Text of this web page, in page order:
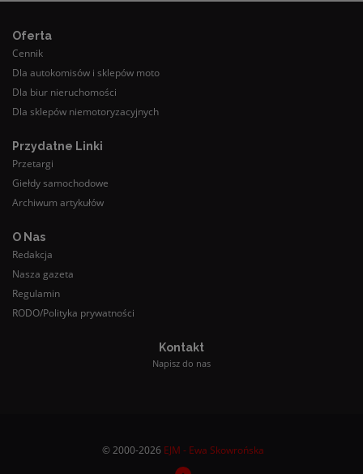
Oferta
Cennik
Dla autokomisów i sklepów moto
Dla biur nieruchomości
Dla sklepów niemotoryzacyjnych
Przydatne Linki
Przetargi
Giełdy samochodowe
Archiwum artykułów
O Nas
Redakcja
Nasza gazeta
Regulamin
RODO/Polityka prywatności
Kontakt
Napisz do nas
© 2000-2026 EJM - Ewa Skowrońska